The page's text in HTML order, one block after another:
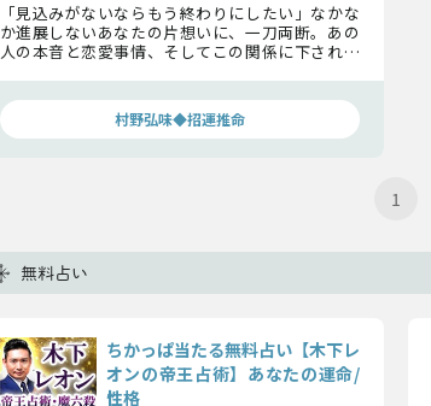
「見込みがないならもう終わりにしたい」なかな
か進展しないあなたの片想いに、一刀両断。あの
人の本音と恋愛事情、そしてこの関係に下される
村野弘味◆招運推命
1
無料占い
ちかっぱ当たる無料占い【木下レ
オンの帝王占術】あなたの運命/
性格